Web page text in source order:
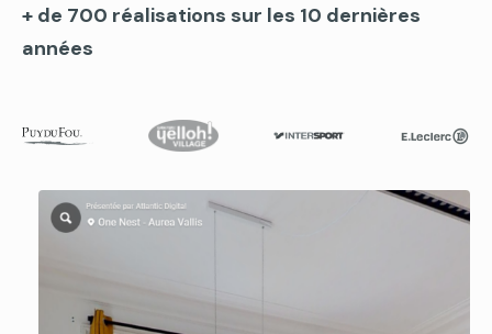
+ de 700 réalisations sur les 10 dernières
années